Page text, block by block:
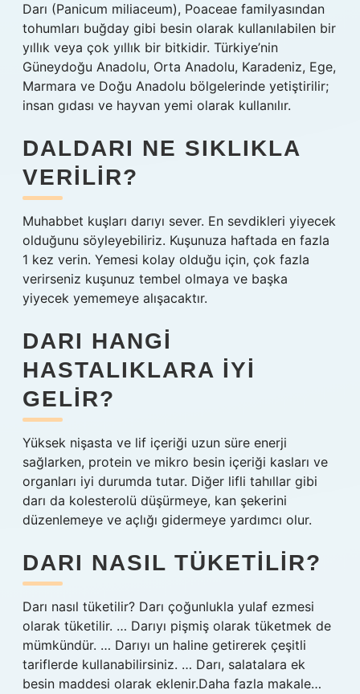
Darı (Panicum miliaceum), Poaceae familyasından
tohumları buğday gibi besin olarak kullanılabilen bir
yıllık veya çok yıllık bir bitkidir. Türkiye’nin
Güneydoğu Anadolu, Orta Anadolu, Karadeniz, Ege,
Marmara ve Doğu Anadolu bölgelerinde yetiştirilir;
insan gıdası ve hayvan yemi olarak kullanılır.
DALDARI NE SIKLIKLA
VERILIR?
Muhabbet kuşları darıyı sever. En sevdikleri yiyecek
olduğunu söyleyebiliriz. Kuşunuza haftada en fazla
1 kez verin. Yemesi kolay olduğu için, çok fazla
verirseniz kuşunuz tembel olmaya ve başka
yiyecek yememeye alışacaktır.
DARI HANGI
HASTALIKLARA IYI
GELIR?
Yüksek nişasta ve lif içeriği uzun süre enerji
sağlarken, protein ve mikro besin içeriği kasları ve
organları iyi durumda tutar. Diğer lifli tahıllar gibi
darı da kolesterolü düşürmeye, kan şekerini
düzenlemeye ve açlığı gidermeye yardımcı olur.
DARI NASIL TÜKETILIR?
Darı nasıl tüketilir? Darı çoğunlukla yulaf ezmesi
olarak tüketilir. … Darıyı pişmiş olarak tüketmek de
mümkündür. … Darıyı un haline getirerek çeşitli
tariflerde kullanabilirsiniz. … Darı, salatalara ek
besin maddesi olarak eklenir.Daha fazla makale…